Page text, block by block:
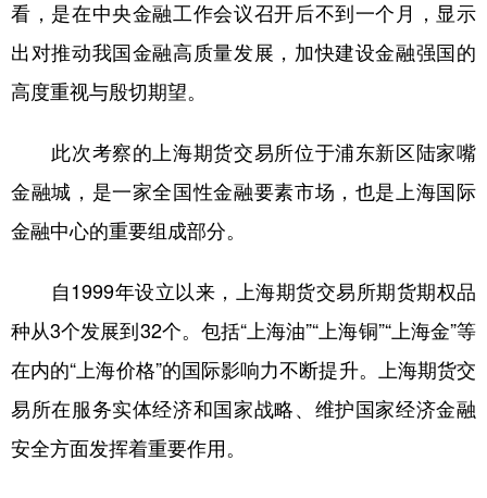
看，是在中央金融工作会议召开后不到一个月，显示
出对推动我国金融高质量发展，加快建设金融强国的
高度重视与殷切期望。
此次考察的上海期货交易所位于浦东新区陆家嘴
金融城，是一家全国性金融要素市场，也是上海国际
金融中心的重要组成部分。
自1999年设立以来，上海期货交易所期货期权品
种从3个发展到32个。包括“上海油”“上海铜”“上海金”等
在内的“上海价格”的国际影响力不断提升。上海期货交
易所在服务实体经济和国家战略、维护国家经济金融
安全方面发挥着重要作用。